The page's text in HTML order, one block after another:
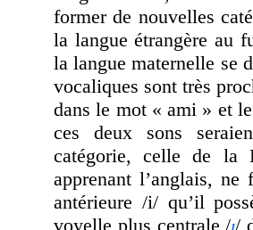
former de nouvelles
la langue étrangère au
la langue maternelle se
vocaliques sont très
dans le mot « ami » et
ces deux sons
catégorie, celle de la
apprenant l’anglais,
antérieure /i/ qu’il
voyelle plus centrale /ɪ/